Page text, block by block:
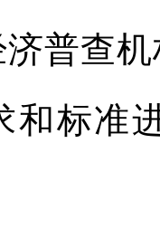
查机
和标准